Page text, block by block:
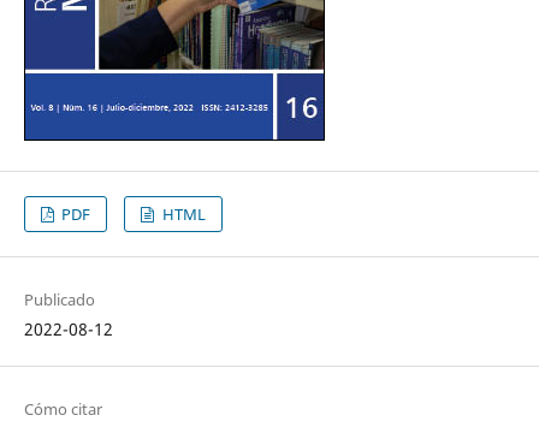
PDF HTML
Publicado
2022-08-12
Cómo citar